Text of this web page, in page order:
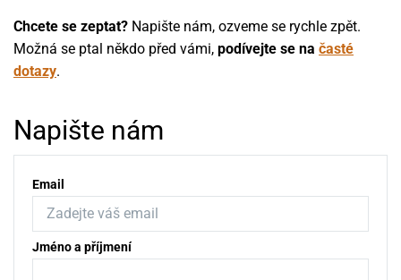
Chcete se zeptat? Napište nám, ozveme se rychle zpět.
Možná se ptal někdo před vámi, podívejte se na časté
dotazy.
Napište nám
Email
Jméno a příjmení